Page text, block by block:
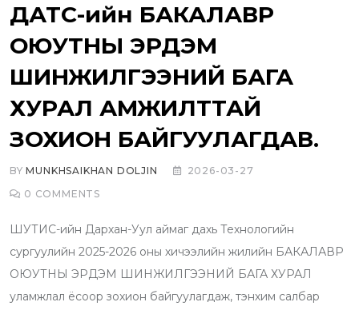
ДАТС-ийн БАКАЛАВР
ОЮУТНЫ ЭРДЭМ
ШИНЖИЛГЭЭНИЙ БАГА
ХУРАЛ АМЖИЛТТАЙ
ЗОХИОН БАЙГУУЛАГДАВ.
BYMUNKHSAIKHAN DOLJIN
2026-03-27
0 COMMENTS
ШУТИС-ийн Дархан-Уул аймаг дахь Технологийн
сургуулийн 2025-2026 оны хичээлийн жилийн БАКАЛАВР
ОЮУТНЫ ЭРДЭМ ШИНЖИЛГЭЭНИЙ БАГА ХУРАЛ
уламжлал ёсоор зохион байгуулагдаж, тэнхим салбар